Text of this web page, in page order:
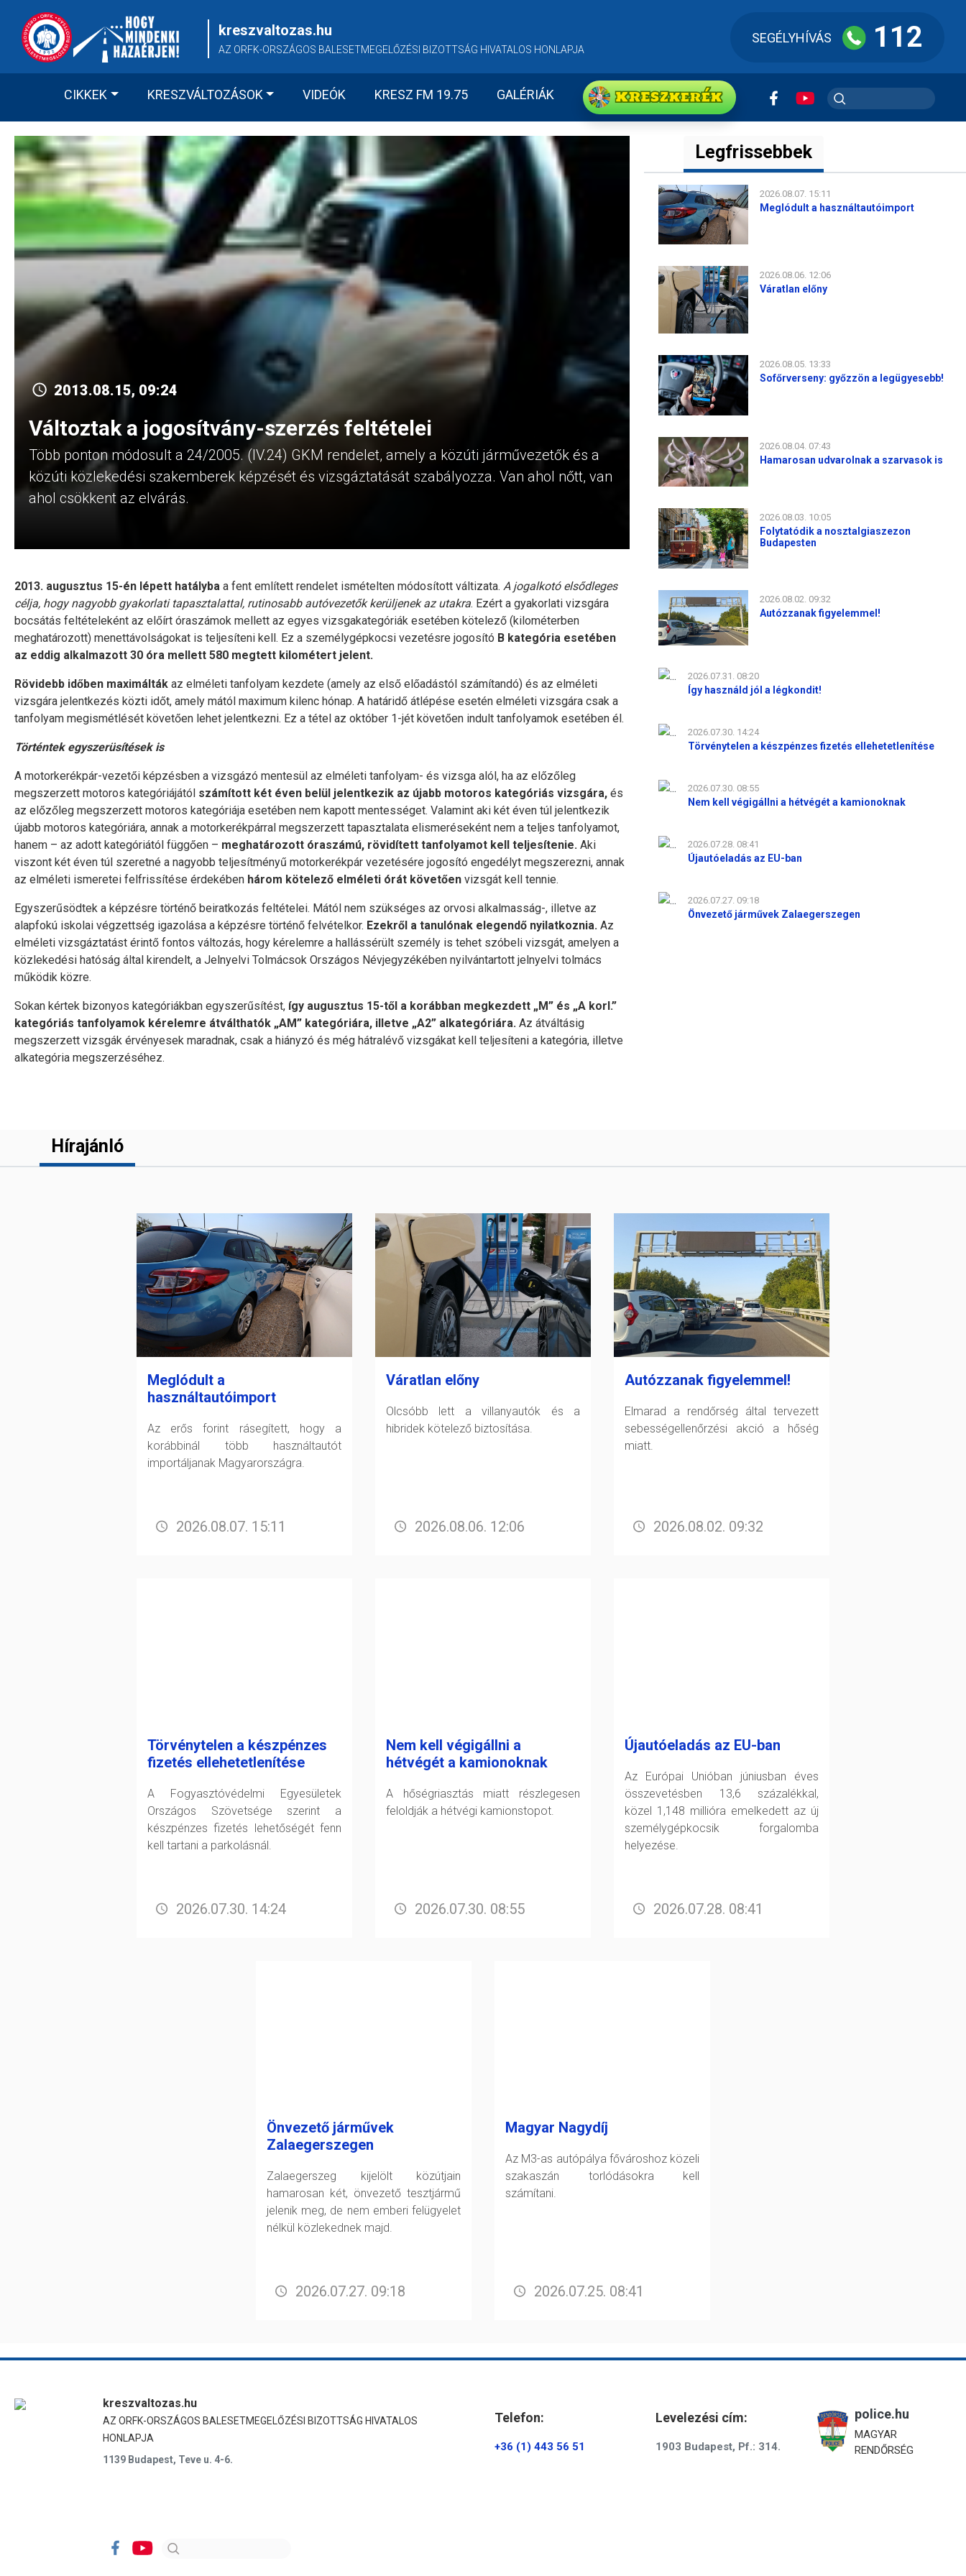
content
kreszvaltozas.hu
AZ ORFK-ORSZÁGOS BALESETMEGELŐZÉSI BIZOTTSÁG HIVATALOS HONLAPJA
SEGÉLYHÍVÁS 112
CIKKEK KRESZVÁLTOZÁSOK VIDEÓK KRESZ FM 19.75 GALÉRIÁK KRESZkerék
2013.08.15, 09:24
Változtak a jogosítvány-szerzés feltételei
Több ponton módosult a 24/2005. (IV.24) GKM rendelet, amely a közúti járművezetők és a
közúti közlekedési szakemberek képzését és vizsgáztatását szabályozza. Van ahol nőtt, van
ahol csökkent az elvárás.
2013. augusztus 15-én lépett hatályba a fent említett rendelet ismételten módosított váltizata. A jogalkotó elsődleges
célja, hogy nagyobb gyakorlati tapasztalattal, rutinosabb autóvezetők kerüljenek az utakra. Ezért a gyakorlati vizsgára
bocsátás feltételeként az előírt óraszámok mellett az egyes vizsgakategóriák esetében kötelező (kilométerben
meghatározott) menettávolságokat is teljesíteni kell. Ez a személygépkocsi vezetésre jogosító B kategória esetében
az eddig alkalmazott 30 óra mellett 580 megtett kilométert jelent.
Rövidebb időben maximálták az elméleti tanfolyam kezdete (amely az első előadástól számítandó) és az elméleti
vizsgára jelentkezés közti időt, amely mától maximum kilenc hónap. A határidő átlépése esetén elméleti vizsgára csak a
tanfolyam megismétlését követően lehet jelentkezni. Ez a tétel az október 1-jét követően indult tanfolyamok esetében él.
Történtek egyszerüsítések is
A motorkerékpár-vezetői képzésben a vizsgázó mentesül az elméleti tanfolyam- és vizsga alól, ha az előzőleg
megszerzett motoros kategóriájától számított két éven belül jelentkezik az újabb motoros kategóriás vizsgára, és
az előzőleg megszerzett motoros kategóriája esetében nem kapott mentességet. Valamint aki két éven túl jelentkezik
újabb motoros kategóriára, annak a motorkerékpárral megszerzett tapasztalata elismeréseként nem a teljes tanfolyamot,
hanem – az adott kategóriától függően – meghatározott óraszámú, rövidített tanfolyamot kell teljesítenie. Aki
viszont két éven túl szeretné a nagyobb teljesítményű motorkerékpár vezetésére jogosító engedélyt megszerezni, annak
az elméleti ismeretei felfrissítése érdekében három kötelező elméleti órát követően vizsgát kell tennie.
Egyszerűsödtek a képzésre történő beiratkozás feltételei. Mától nem szükséges az orvosi alkalmasság-, illetve az
alapfokú iskolai végzettség igazolása a képzésre történő felvételkor. Ezekről a tanulónak elegendő nyilatkoznia. Az
elméleti vizsgáztatást érintő fontos változás, hogy kérelemre a hallássérült személy is tehet szóbeli vizsgát, amelyen a
közlekedési hatóság által kirendelt, a Jelnyelvi Tolmácsok Országos Névjegyzékében nyilvántartott jelnyelvi tolmács
működik közre.
Sokan kértek bizonyos kategóriákban egyszerűsítést, így augusztus 15-től a korábban megkezdett „M” és „A korl.”
kategóriás tanfolyamok kérelemre átválthatók „AM” kategóriára, illetve „A2” alkategóriára. Az átváltásig
megszerzett vizsgák érvényesek maradnak, csak a hiányzó és még hátralévő vizsgákat kell teljesíteni a kategória, illetve
alkategória megszerzéséhez.
Legfrissebbek
2026.08.07. 15:11
Meglódult a használtautóimport
2026.08.06. 12:06
Váratlan előny
2026.08.05. 13:33
Sofőrverseny: győzzön a legügyesebb!
2026.08.04. 07:43
Hamarosan udvarolnak a szarvasok is
2026.08.03. 10:05
Folytatódik a nosztalgiaszezon
Budapesten
2026.08.02. 09:32
Autózzanak figyelemmel!
2026.07.31. 08:20
Így használd jól a légkondit!
2026.07.30. 14:24
Törvénytelen a készpénzes fizetés ellehetetlenítése
2026.07.30. 08:55
Nem kell végigállni a hétvégét a kamionoknak
2026.07.28. 08:41
Újautóeladás az EU-ban
2026.07.27. 09:18
Önvezető járművek Zalaegerszegen
Hírajánló
Meglódult a
használtautóimport
Az erős forint rásegített, hogy a
korábbinál több használtautót
importáljanak Magyarországra.
2026.08.07. 15:11
Váratlan előny
Olcsóbb lett a villanyautók és a
hibridek kötelező biztosítása.
2026.08.06. 12:06
Autózzanak figyelemmel!
Elmarad a rendőrség által tervezett
sebességellenőrzési akció a hőség
miatt.
2026.08.02. 09:32
Törvénytelen a készpénzes
fizetés ellehetetlenítése
A Fogyasztóvédelmi Egyesületek
Országos Szövetsége szerint a
készpénzes fizetés lehetőségét fenn
kell tartani a parkolásnál.
2026.07.30. 14:24
Nem kell végigállni a
hétvégét a kamionoknak
A hőségriasztás miatt részlegesen
feloldják a hétvégi kamionstopot.
2026.07.30. 08:55
Újautóeladás az EU-ban
Az Európai Unióban júniusban éves
összevetésben 13,6 százalékkal,
közel 1,148 millióra emelkedett az új
személygépkocsik forgalomba
helyezése.
2026.07.28. 08:41
Önvezető járművek
Zalaegerszegen
Zalaegerszeg kijelölt közútjain
hamarosan két, önvezető tesztjármű
jelenik meg, de nem emberi felügyelet
nélkül közlekednek majd.
2026.07.27. 09:18
Magyar Nagydíj
Az M3-as autópálya fővároshoz közeli
szakaszán torlódásokra kell
számítani.
2026.07.25. 08:41
kreszvaltozas.hu
AZ ORFK-ORSZÁGOS BALESETMEGELŐZÉSI BIZOTTSÁG HIVATALOS
HONLAPJA
1139 Budapest, Teve u. 4-6.
Telefon:
+36 (1) 443 56 51
Levelezési cím:
1903 Budapest, Pf.: 314.
police.hu
MAGYAR
RENDŐRSÉG